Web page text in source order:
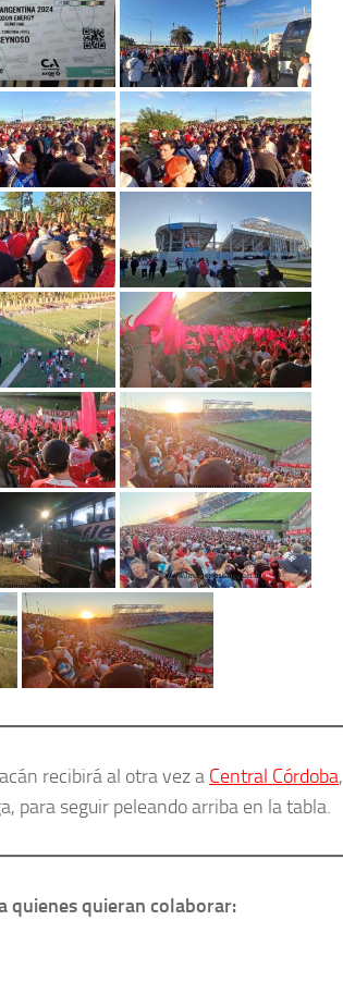
recibirá al otra vez a Central Córdoba,
para seguir peleando arriba en la tabla.
quienes quieran colaborar: